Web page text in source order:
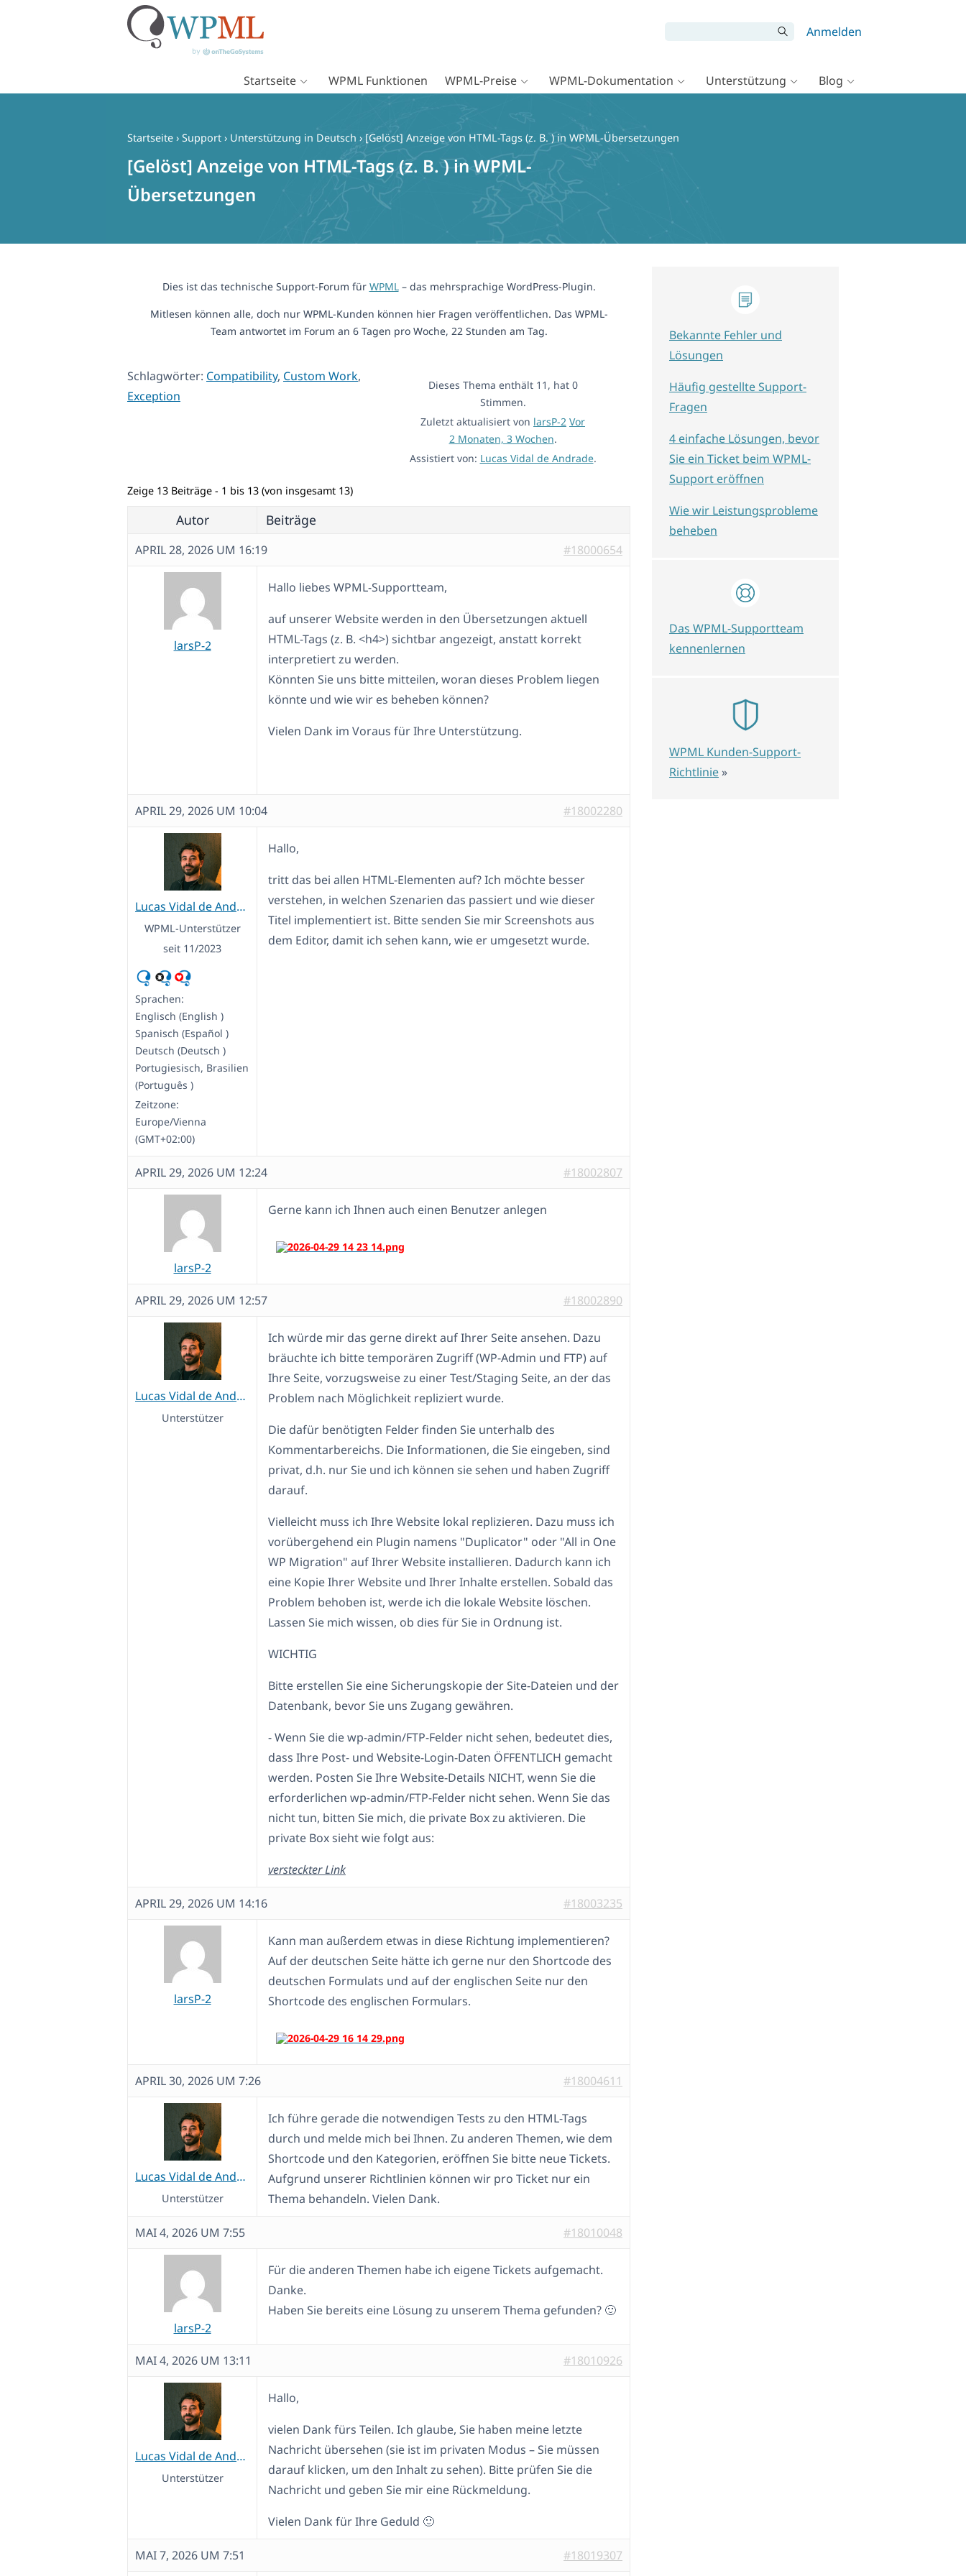
Anmelden
Startseite WPML Funktionen WPML-Preise WPML-Dokumentation Unterstützung Blog
Startseite › Support › Unterstützung in Deutsch › [Gelöst] Anzeige von HTML-Tags (z. B. ) in WPML-Übersetzungen
[Gelöst] Anzeige von HTML-Tags (z. B. ) in WPML-
Übersetzungen
Dies ist das technische Support-Forum für WPML– das mehrsprachige WordPress-Plugin.
Mitlesen können alle, doch nur WPML-Kunden können hier Fragen veröffentlichen. Das WPML-
Team antwortet im Forum an 6 Tagen pro Woche, 22 Stunden am Tag.
Schlagwörter: Compatibility, Custom Work,
Exception
Dieses Thema enthält 11, hat 0
Stimmen.
Zuletzt aktualisiert von larsP-2 Vor
2 Monaten, 3 Wochen.
Assistiert von: Lucas Vidal de Andrade.
Zeige 13 Beiträge - 1 bis 13 (von insgesamt 13)
Autor Beiträge
APRIL 28, 2026 UM 16:19 #18000654
larsP-2
Hallo liebes WPML-Supportteam,
auf unserer Website werden in den Übersetzungen aktuell
HTML-Tags (z. B. <h4>) sichtbar angezeigt, anstatt korrekt
interpretiert zu werden.
Könnten Sie uns bitte mitteilen, woran dieses Problem liegen
könnte und wie wir es beheben können?
Vielen Dank im Voraus für Ihre Unterstützung.
APRIL 29, 2026 UM 10:04 #18002280
Lucas Vidal de Andrade
WPML-Unterstützer
seit 11/2023
Sprachen:
Englisch (English )
Spanisch (Español )
Deutsch (Deutsch )
Portugiesisch, Brasilien
(Português )
Zeitzone:
Europe/Vienna
(GMT+02:00)
Hallo,
tritt das bei allen HTML-Elementen auf? Ich möchte besser
verstehen, in welchen Szenarien das passiert und wie dieser
Titel implementiert ist. Bitte senden Sie mir Screenshots aus
dem Editor, damit ich sehen kann, wie er umgesetzt wurde.
APRIL 29, 2026 UM 12:24 #18002807
larsP-2
Gerne kann ich Ihnen auch einen Benutzer anlegen
APRIL 29, 2026 UM 12:57 #18002890
Lucas Vidal de Andrade
Unterstützer
Ich würde mir das gerne direkt auf Ihrer Seite ansehen. Dazu
bräuchte ich bitte temporären Zugriff (WP-Admin und FTP) auf
Ihre Seite, vorzugsweise zu einer Test/Staging Seite, an der das
Problem nach Möglichkeit repliziert wurde.
Die dafür benötigten Felder finden Sie unterhalb des
Kommentarbereichs. Die Informationen, die Sie eingeben, sind
privat, d.h. nur Sie und ich können sie sehen und haben Zugriff
darauf.
Vielleicht muss ich Ihre Website lokal replizieren. Dazu muss ich
vorübergehend ein Plugin namens "Duplicator" oder "All in One
WP Migration" auf Ihrer Website installieren. Dadurch kann ich
eine Kopie Ihrer Website und Ihrer Inhalte erstellen. Sobald das
Problem behoben ist, werde ich die lokale Website löschen.
Lassen Sie mich wissen, ob dies für Sie in Ordnung ist.
WICHTIG
Bitte erstellen Sie eine Sicherungskopie der Site-Dateien und der
Datenbank, bevor Sie uns Zugang gewähren.
- Wenn Sie die wp-admin/FTP-Felder nicht sehen, bedeutet dies,
dass Ihre Post- und Website-Login-Daten ÖFFENTLICH gemacht
werden. Posten Sie Ihre Website-Details NICHT, wenn Sie die
erforderlichen wp-admin/FTP-Felder nicht sehen. Wenn Sie das
nicht tun, bitten Sie mich, die private Box zu aktivieren. Die
private Box sieht wie folgt aus:
versteckter Link
APRIL 29, 2026 UM 14:16 #18003235
larsP-2
Kann man außerdem etwas in diese Richtung implementieren?
Auf der deutschen Seite hätte ich gerne nur den Shortcode des
deutschen Formulats und auf der englischen Seite nur den
Shortcode des englischen Formulars.
APRIL 30, 2026 UM 7:26 #18004611
Lucas Vidal de Andrade
Unterstützer
Ich führe gerade die notwendigen Tests zu den HTML-Tags
durch und melde mich bei Ihnen. Zu anderen Themen, wie dem
Shortcode und den Kategorien, eröffnen Sie bitte neue Tickets.
Aufgrund unserer Richtlinien können wir pro Ticket nur ein
Thema behandeln. Vielen Dank.
MAI 4, 2026 UM 7:55 #18010048
larsP-2
Für die anderen Themen habe ich eigene Tickets aufgemacht.
Danke.
Haben Sie bereits eine Lösung zu unserem Thema gefunden? 🙂
MAI 4, 2026 UM 13:11 #18010926
Lucas Vidal de Andrade
Unterstützer
Hallo,
vielen Dank fürs Teilen. Ich glaube, Sie haben meine letzte
Nachricht übersehen (sie ist im privaten Modus – Sie müssen
darauf klicken, um den Inhalt zu sehen). Bitte prüfen Sie die
Nachricht und geben Sie mir eine Rückmeldung.
Vielen Dank für Ihre Geduld 🙂
MAI 7, 2026 UM 7:51 #18019307
Bekannte Fehler und
Lösungen
Häufig gestellte Support-
Fragen
4 einfache Lösungen, bevor
Sie ein Ticket beim WPML-
Support eröffnen
Wie wir Leistungsprobleme
beheben
Das WPML-Supportteam
kennenlernen
WPML Kunden-Support-
Richtlinie »